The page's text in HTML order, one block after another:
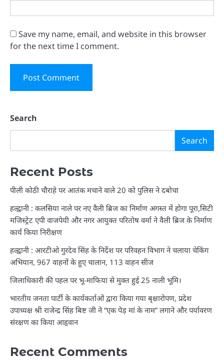
Save my name, email, and website in this browser
for the next time I comment.
Search
Search
Recent Posts
पीली कोठी चौराहे पर आतंक मचाने वाले 20 को पुलिस ने दबोचा
हल्द्वानी : कलसिया नाले पर नए वैली ब्रिज का निर्माण अगस्त में होगा पूरा,सिटी
मजिस्ट्रेट एपी वाजपेयी और नगर आयुक्त परितोष वर्मा ने वैली ब्रिज के निर्माण
कार्य किया निरीक्षण
हल्द्वानी : आरटीओ गुरदेव सिंह के निर्देश पर परिवहन विभाग ने चलाया चेकिंग
अभियान, 967 वाहनों के हुए चालान, 113 वाहन सीज
जिलाधिकारी की पहल पर भू-माफिया से मुक्त हुई 25 नाली भूमि।
भारतीय जनता पार्टी के कार्यकर्ताओं द्वारा किया गया बृक्षारोपण, प्रदेश
उपाध्यक्ष श्री राजेन्द्र सिंह बिष्ट जी ने “एक पेड़ मां के नाम” लगाने और पर्यावरण
संरक्षण का किया आहृवान
Recent Comments